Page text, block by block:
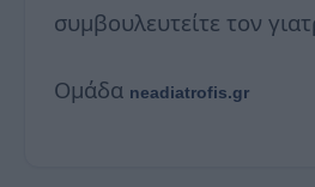
συμβουλευτείτε τον
Ομάδα neadiatrofis.gr